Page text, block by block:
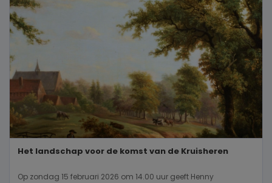
Het landschap voor de komst van de Kruisheren
Op zondag 15 februari 2026 om 14.00 uur geeft Henny